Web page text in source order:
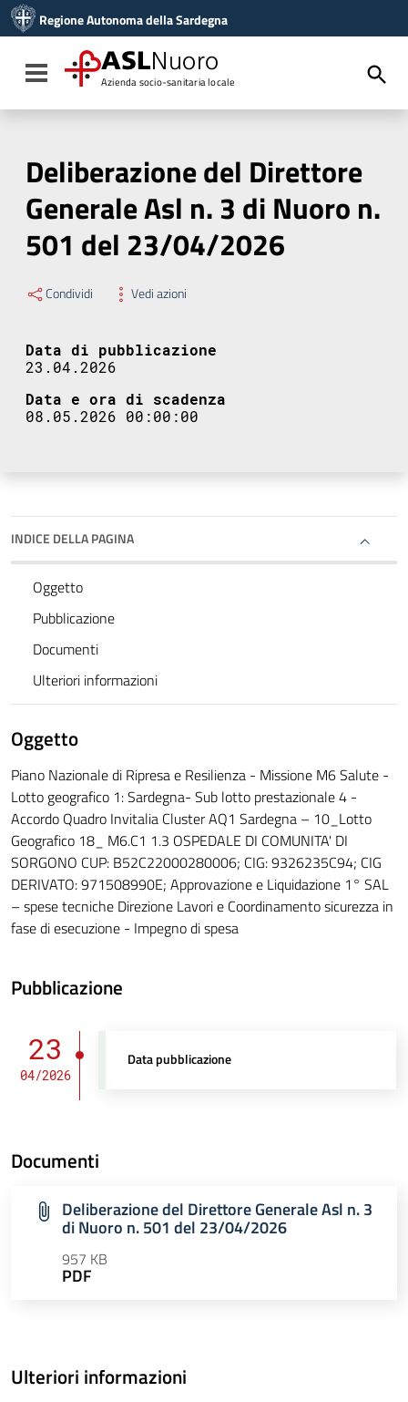
Vai al menu di navigazione
Vai al footer
Regione Autonoma della Sardegna
Toggle navigation
ASLNuoro
Azienda socio-sanitaria locale
Deliberazione del Direttore
Generale Asl n. 3 di Nuoro n.
501 del 23/04/2026
Condividi Vedi azioni
Data di pubblicazione
23.04.2026
Data e ora di scadenza
08.05.2026 00:00:00
INDICE DELLA PAGINA
Oggetto
Pubblicazione
Documenti
Ulteriori informazioni
Oggetto
Piano Nazionale di Ripresa e Resilienza - Missione M6 Salute -
Lotto geografico 1: Sardegna- Sub lotto prestazionale 4 -
Accordo Quadro Invitalia Cluster AQ1 Sardegna – 10_Lotto
Geografico 18_ M6.C1 1.3 OSPEDALE DI COMUNITA' DI
SORGONO CUP: B52C22000280006; CIG: 9326235C94; CIG
DERIVATO: 971508990E; Approvazione e Liquidazione 1° SAL
– spese tecniche Direzione Lavori e Coordinamento sicurezza in
fase di esecuzione - Impegno di spesa
Pubblicazione
23
04/2026
Data pubblicazione
Documenti
Deliberazione del Direttore Generale Asl n. 3
di Nuoro n. 501 del 23/04/2026
957 KB
PDF
Ulteriori informazioni